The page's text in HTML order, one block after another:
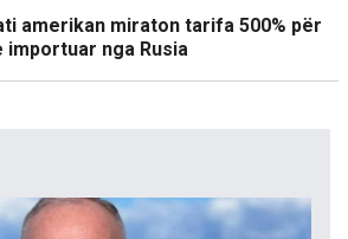
amerikan miraton tarifa 500% për
importuar nga Rusia